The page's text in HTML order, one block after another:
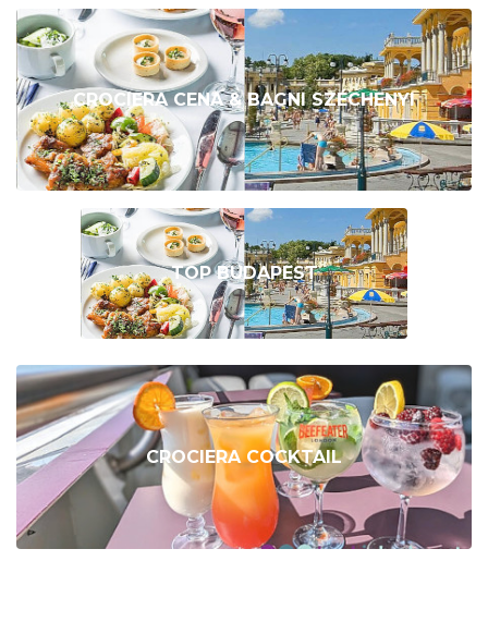
CROCIERA CENA & BAGNI SZÉCHENYI
TOP BUDAPEST
CROCIERA COCKTAIL